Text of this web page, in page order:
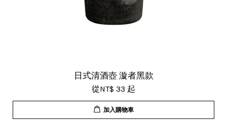
日式清酒壺 漩者黑款
從NT$ 33 起
加入購物車